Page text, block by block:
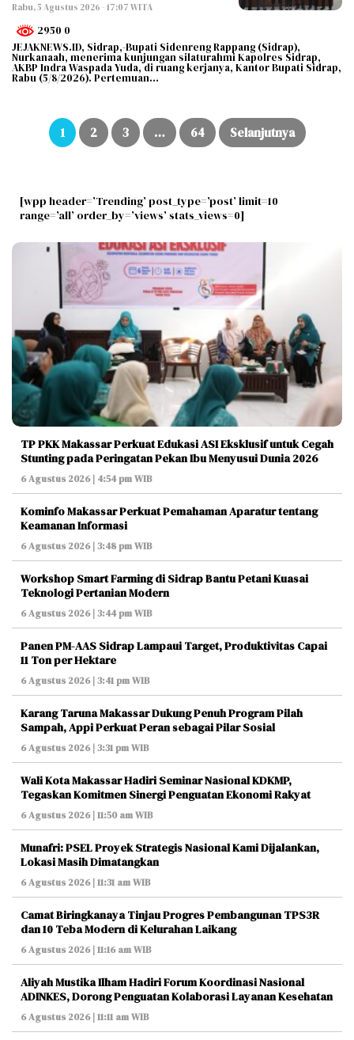
Rabu, 5 Agustus 2026 - 17:07 WITA
2950 0
JEJAKNEWS.ID, Sidrap,-Bupati Sidenreng Rappang (Sidrap),
Nurkanaah, menerima kunjungan silaturahmi Kapolres Sidrap,
AKBP Indra Waspada Yuda, di ruang kerjanya, Kantor Bupati Sidrap,
Rabu (5/8/2026). Pertemuan…
Paginasi
pos1 2 3 … 64 Selanjutnya
[wpp header=’Trending’ post_type=’post’ limit=10
range=’all’ order_by=’views’ stats_views=0]
TP PKK Makassar Perkuat Edukasi ASI Eksklusif untuk Cegah
Stunting pada Peringatan Pekan Ibu Menyusui Dunia 2026
6 Agustus 2026 | 4:54 pm WIB
Kominfo Makassar Perkuat Pemahaman Aparatur tentang
Keamanan Informasi
6 Agustus 2026 | 3:48 pm WIB
Workshop Smart Farming di Sidrap Bantu Petani Kuasai
Teknologi Pertanian Modern
6 Agustus 2026 | 3:44 pm WIB
Panen PM-AAS Sidrap Lampaui Target, Produktivitas Capai
11 Ton per Hektare
6 Agustus 2026 | 3:41 pm WIB
Karang Taruna Makassar Dukung Penuh Program Pilah
Sampah, Appi Perkuat Peran sebagai Pilar Sosial
6 Agustus 2026 | 3:31 pm WIB
Wali Kota Makassar Hadiri Seminar Nasional KDKMP,
Tegaskan Komitmen Sinergi Penguatan Ekonomi Rakyat
6 Agustus 2026 | 11:50 am WIB
Munafri: PSEL Proyek Strategis Nasional Kami Dijalankan,
Lokasi Masih Dimatangkan
6 Agustus 2026 | 11:31 am WIB
Camat Biringkanaya Tinjau Progres Pembangunan TPS3R
dan 10 Teba Modern di Kelurahan Laikang
6 Agustus 2026 | 11:16 am WIB
Aliyah Mustika Ilham Hadiri Forum Koordinasi Nasional
ADINKES, Dorong Penguatan Kolaborasi Layanan Kesehatan
6 Agustus 2026 | 11:11 am WIB